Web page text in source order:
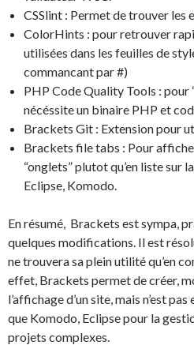
CSSlint : Permet de trouver les
ColorHints : pour retrouver
utilisées dans les feuilles de
commancant par #)
PHP Code Quality Tools : pour
nécéssite un binaire PHP et
Brackets Git : Extension pour
Brackets file tabs : Pour
“onglets” plutot qu’en liste sur
Eclipse, Komodo.
En résumé, Brackets est sympa,
quelques modifications. Il est
ne trouvera sa plein utilité qu’en
effet, Brackets permet de créer,
l’affichage d’un site, mais n’est
que Komodo, Eclipse pour la
projets complexes.